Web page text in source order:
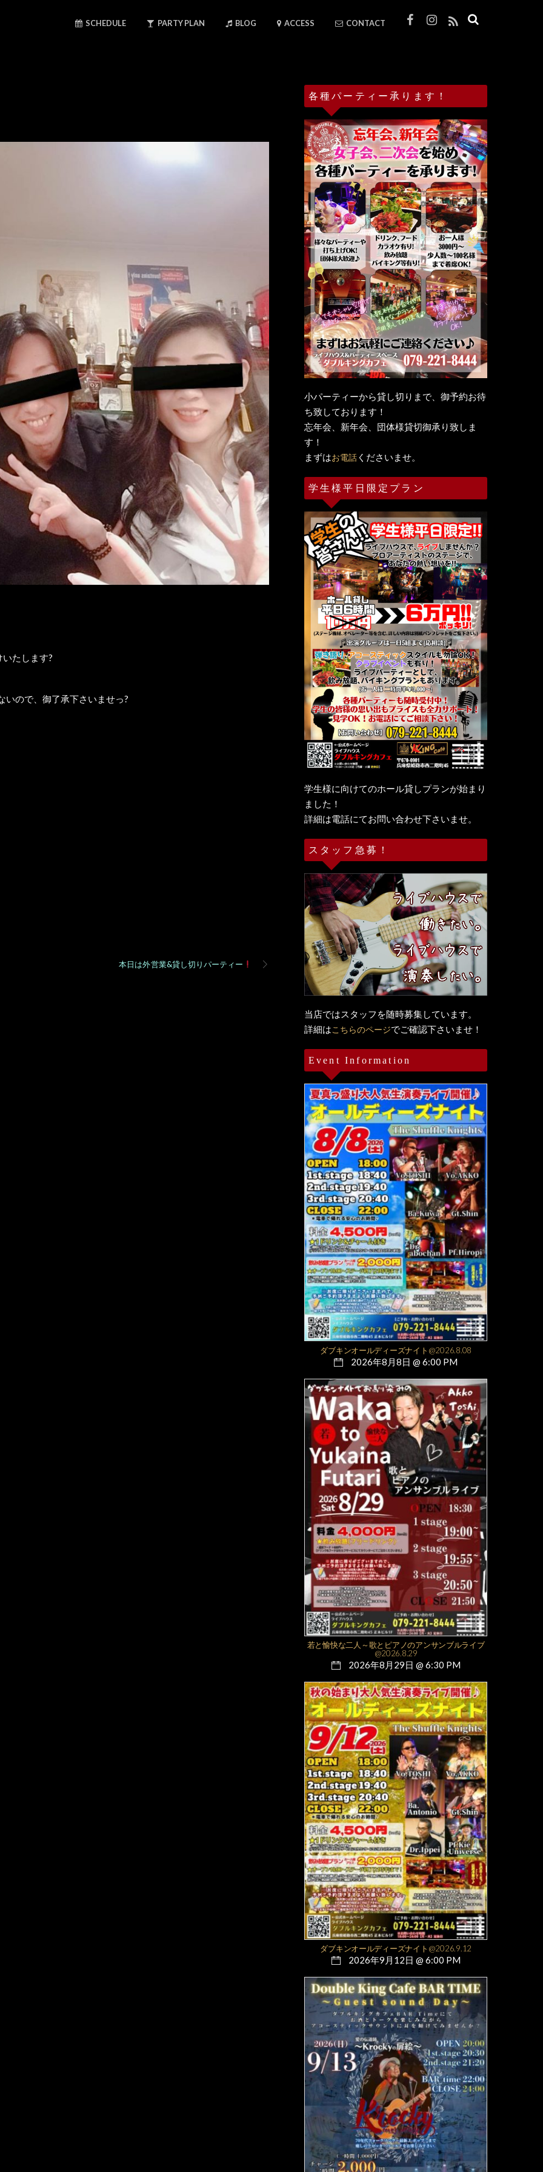
SCHEDULE PARTY PLAN BLOG ACCESS CONTACT
たします?
いので、御了承下さいませっ?
本日は外営業&貸し切りパーティー
各種パーティー承ります！
小パーティーから貸し切りまで、御予約お待
ち致しております！
忘年会、新年会、団体様貸切御承り致しま
す！
まずはお電話 くださいませ。
学生様平日限定プラン
学生様に向けてのホール貸しプランが始まり
ました！
詳細は電話にてお問い合わせ下さいませ。
スタッフ急募！
当店ではスタッフを随時募集しています。
詳細はこちらのページでご確認下さいませ！
Event Information
ダブキンオールディーズナイト@2026.8.08
2026年8月8日 @ 6:00 PM
若と愉快な二人～歌とピアノのアンサンブルライブ
@2026.8.29
2026年8月29日 @ 6:30 PM
ダブキンオールディーズナイト@2026.9.12
2026年9月12日 @ 6:00 PM